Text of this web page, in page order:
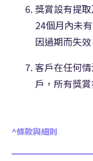
獎賞設有提
24個月內未
因過期而失效
客戶在任何
戶，所有獎
^條款與細則